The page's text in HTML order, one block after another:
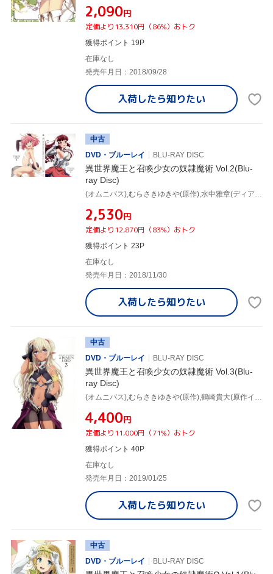
¥2,090円
定価より13,310円（86%）おトク
獲得ポイント 19P
在庫なし
発売年月日：2018/09/28
入荷したら知りたい
中古
DVD・ブルーレイ
BLU-RAY DISC
異世界魔王と召喚少女の奴隷魔術 Vol.2(Blu-
ray Disc)
(オムニバス),むらさきゆきや(原作),水中雅章(ディアヴロ),芹澤優(シェラ・L・グリーンウッド),和氣あず未(レム・ガレウ),金子志津枝(キャラクターデザイン),加藤裕介(音楽)
¥2,530円
定価より12,870円（83%）おトク
獲得ポイント 23P
在庫なし
発売年月日：2018/11/30
入荷したら知りたい
中古
DVD・ブルーレイ
BLU-RAY DISC
異世界魔王と召喚少女の奴隷魔術 Vol.3(Blu-
ray Disc)
(オムニバス),むらさきゆきや(原作),鶴崎貴大(原作イラスト),水中雅章(ディアヴロ),芹澤優(シェラ・L・グリーンウッド),和氣あず未(レム・ガレウ),金子志津枝(キャラクターデザイン),加藤裕介(音楽)
¥4,400円
定価より11,000円（71%）おトク
獲得ポイント 40P
在庫なし
発売年月日：2019/01/25
入荷したら知りたい
中古
DVD・ブルーレイ
BLU-RAY DISC